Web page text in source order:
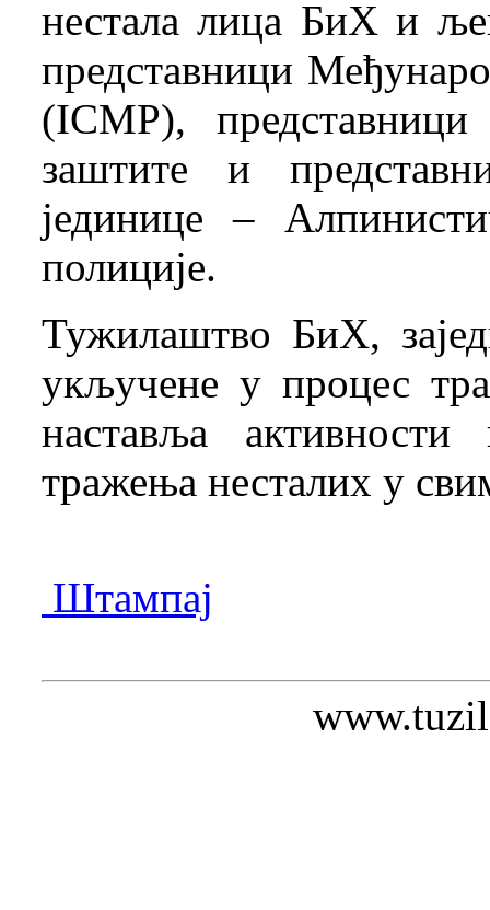
нестала лица БиХ и
представници
(ICMP),
заштите и
јединице –
полиције.
Тужилаштво БиХ,
укључене у процес
наставља
тражења несталих у
Штампај